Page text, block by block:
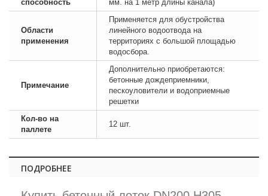
способность
мм. на 1 метр длины канала)
Области
применения
Применяется для обустройства
линейного водоотвода на
территориях с большой площадью
водосбора.
Примечание
Дополнительно приобретаются:
бетонные дождеприемники,
пескоуловители и водоприемные
решетки
Кол-во на
паллете
12 шт.
ПОДРОБНЕЕ